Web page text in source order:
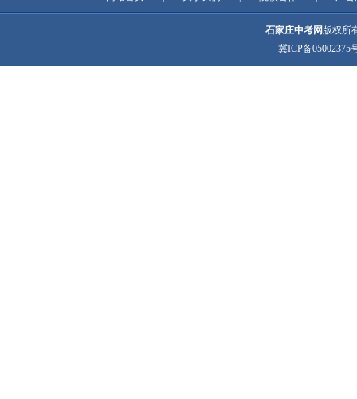
石家庄中考网 版权所
冀ICP备05002375